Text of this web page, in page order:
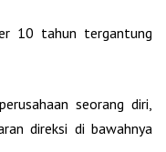
10 tahun tergantung
seorang diri,
direksi di bawahnya